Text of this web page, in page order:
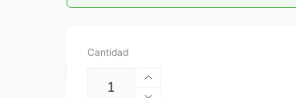
Cantidad
Aumentar